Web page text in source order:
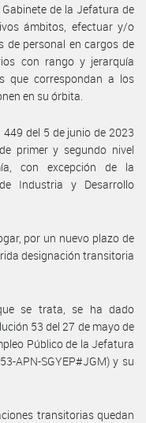
de la Jefatura de
ámbitos, efectuar y/o
de personal en cargos de
con rango y jerarquía
que correspondan a los
en su órbita.
del 5 de junio de 2023
primer y segundo nivel
con excepción de la
Industria y Desarrollo
por un nuevo plazo de
designación transitoria
se trata, se ha dado
53 del 27 de mayo de
Público de la Jefatura
APN-SGYEP#JGM) y su
transitorias quedan